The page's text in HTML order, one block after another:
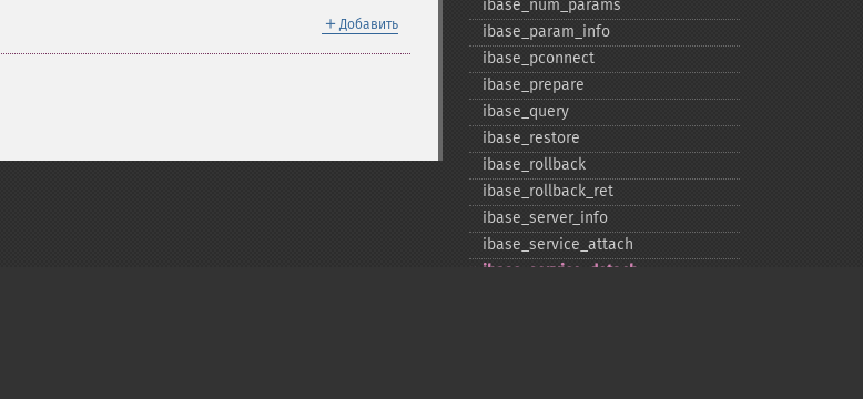
＋ Добавить
ibase_​num_​params
ibase_​param_​info
ibase_​pconnect
ibase_​prepare
ibase_​query
ibase_​restore
ibase_​rollback
ibase_​rollback_​ret
ibase_​server_​info
ibase_​service_​attach
ibase_​service_​detach